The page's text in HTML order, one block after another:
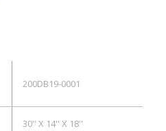
200DB19-0001
30'' X 14'' X 18''